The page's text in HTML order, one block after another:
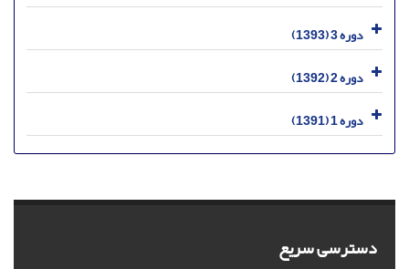
دوره 3 (1393)
دوره 2 (1392)
دوره 1 (1391)
دسترسی سریع